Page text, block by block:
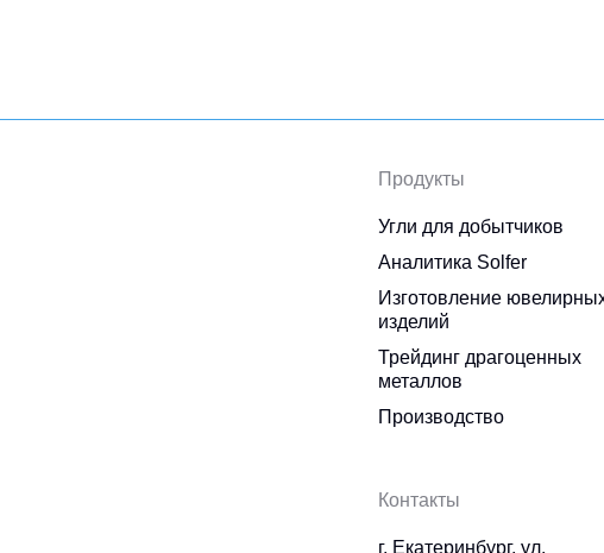
Продукты
Угли для добытчиков
Аналитика Solfer
Изготовление
изделий
Трейдинг драгоценных
металлов
Производство
Контакты
г. Екатеринбург, ул.